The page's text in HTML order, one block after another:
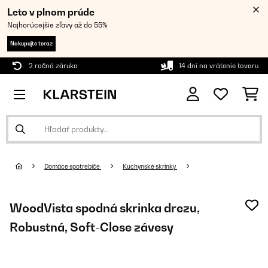
Leto v plnom prúde
Najhorúcejšie zľavy až do 55%
Nakupujte teraz
2 ročná záruka 14 dní na vrátenie tovaru
Domáce spotrebiče Kuchynské skrinky
WoodVista spodná skrinka drezu,
Robustná, Soft-Close závesy